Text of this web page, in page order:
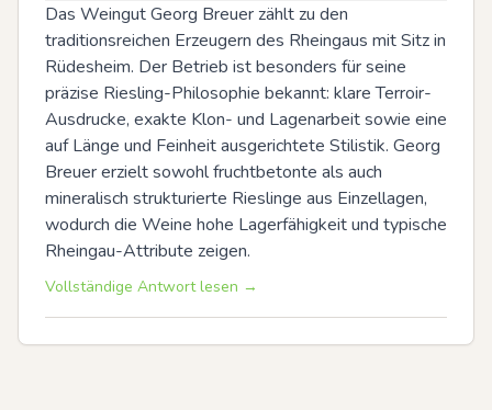
Das Weingut Georg Breuer zählt zu den
traditionsreichen Erzeugern des Rheingaus mit Sitz in
Rüdesheim. Der Betrieb ist besonders für seine
präzise Riesling-Philosophie bekannt: klare Terroir-
Ausdrucke, exakte Klon- und Lagenarbeit sowie eine
auf Länge und Feinheit ausgerichtete Stilistik. Georg
Breuer erzielt sowohl fruchtbetonte als auch
mineralisch strukturierte Rieslinge aus Einzellagen,
wodurch die Weine hohe Lagerfähigkeit und typische
Rheingau-Attribute zeigen.
Vollständige Antwort lesen →